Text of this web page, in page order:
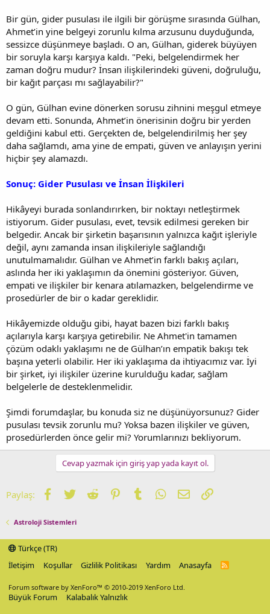
Bir gün, gider pusulası ile ilgili bir görüşme sırasında Gülhan,
Ahmet’in yine belgeyi zorunlu kılma arzusunu duyduğunda,
sessizce düşünmeye başladı. O an, Gülhan, giderek büyüyen
bir soruyla karşı karşıya kaldı. "Peki, belgelendirmek her
zaman doğru mudur? İnsan ilişkilerindeki güveni, doğruluğu,
bir kağıt parçası mı sağlayabilir?"
O gün, Gülhan evine dönerken sorusu zihnini meşgul etmeye
devam etti. Sonunda, Ahmet’in önerisinin doğru bir yerden
geldiğini kabul etti. Gerçekten de, belgelendirilmiş her şey
daha sağlamdı, ama yine de empati, güven ve anlayışın yerini
hiçbir şey alamazdı.
Sonuç: Gider Pusulası ve İnsan İlişkileri
Hikâyeyi burada sonlandırırken, bir noktayı netleştirmek
istiyorum. Gider pusulası, evet, tevsik edilmesi gereken bir
belgedir. Ancak bir şirketin başarısının yalnızca kağıt işleriyle
değil, aynı zamanda insan ilişkileriyle sağlandığı
unutulmamalıdır. Gülhan ve Ahmet’in farklı bakış açıları,
aslında her iki yaklaşımın da önemini gösteriyor. Güven,
empati ve ilişkiler bir kenara atılamazken, belgelendirme ve
prosedürler de bir o kadar gereklidir.
Hikâyemizde olduğu gibi, hayat bazen bizi farklı bakış
açılarıyla karşı karşıya getirebilir. Ne Ahmet'in tamamen
çözüm odaklı yaklaşımı ne de Gülhan’ın empatik bakışı tek
başına yeterli olabilir. Her iki yaklaşıma da ihtiyacımız var. İyi
bir şirket, iyi ilişkiler üzerine kurulduğu kadar, sağlam
belgelerle de desteklenmelidir.
Şimdi forumdaşlar, bu konuda siz ne düşünüyorsunuz? Gider
pusulası tevsik zorunlu mu? Yoksa bazen ilişkiler ve güven,
prosedürlerden önce gelir mi? Yorumlarınızı bekliyorum.
Cevap yazmak için giriş yap yada kayıt ol.
Paylaş: Facebook
TwitterReddit PinterestTumblrWhatsApp
E-postaLink
Astroloji Sistemleri
Türkçe (TR)
İletişim
Koşullar Gizlilik Politikası Yardım Anasayfa
R
Forum software by XenForo™ © 2010-2019 XenForo Ltd.
Büyük Forum Kalabalık Yalnızlık